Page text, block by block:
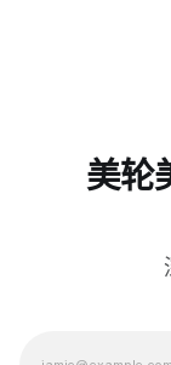
美轮